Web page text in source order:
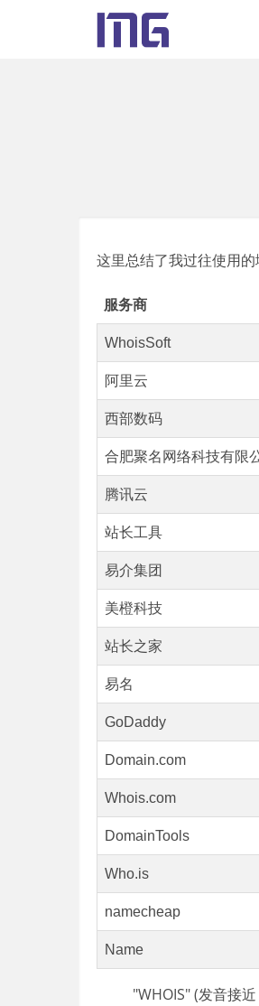
这里总结了我过往使用
服务商
WhoisSoft
阿里云
西部数码
合肥聚名网络科技有限
腾讯云
站长工具
易介集团
美橙科技
站长之家
易名
GoDaddy
Domain.com
Whois.com
DomainTools
Who.is
namecheap
Name
"WHOIS" (发音接